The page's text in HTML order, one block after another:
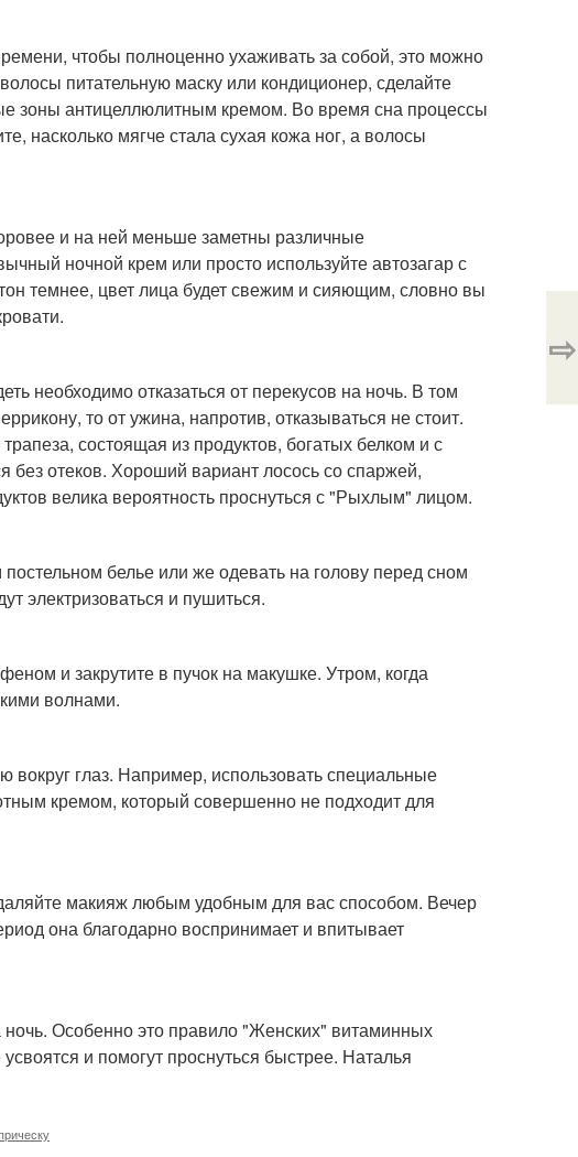
чтобы полноценно ухаживать за собой, это можно
питательную маску или кондиционер, сделайте
зоны антицеллюлитным кремом. Во время сна процессы
насколько мягче стала сухая кожа ног, а волосы
и на ней меньше заметны различные
ночной крем или просто используйте автозагар с
темнее, цвет лица будет свежим и сияющим, словно вы
необходимо отказаться от перекусов на ночь. В том
то от ужина, напротив, отказываться не стоит.
состоящая из продуктов, богатых белком и с
отеков. Хороший вариант лосось со спаржей,
велика вероятность проснуться с "Рыхлым" лицом.
белье или же одевать на голову перед сном
электризоваться и пушиться.
и закрутите в пучок на макушке. Утром, когда
волнами.
глаз. Например, использовать специальные
кремом, который совершенно не подходит для
макияж любым удобным для вас способом. Вечер
она благодарно воспринимает и впитывает
Особенно это правило "Женских" витаминных
и помогут проснуться быстрее. Наталья
⇨